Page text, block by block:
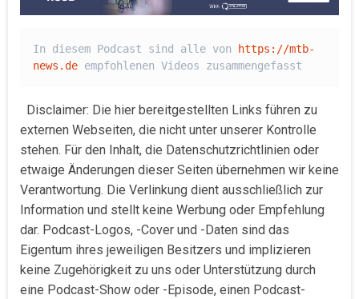
In diesem Podcast sind alle von
https://mtb-
news.de empfohlenen Videos zusammengefasst
Disclaimer: Die hier bereitgestellten Links führen zu
externen Webseiten, die nicht unter unserer Kontrolle
stehen. Für den Inhalt, die Datenschutzrichtlinien oder
etwaige Änderungen dieser Seiten übernehmen wir keine
Verantwortung. Die Verlinkung dient ausschließlich zur
Information und stellt keine Werbung oder Empfehlung
dar. Podcast-Logos, -Cover und -Daten sind das
Eigentum ihres jeweiligen Besitzers und implizieren
keine Zugehörigkeit zu uns oder Unterstützung durch
eine Podcast-Show oder -Episode, einen Podcast-